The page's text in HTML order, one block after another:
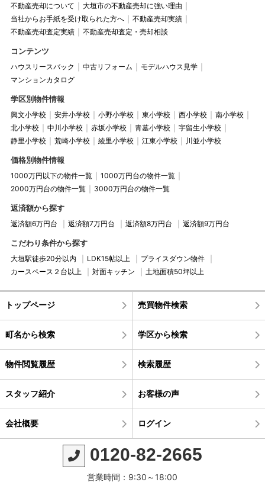
不動産売却について
大垣市の不動産売却に強い理由
当社からお手紙を受け取られた方へ
不動産売却実績
不動産売却査定実績
不動産売却査定・売却相談
コンテンツ
ハウスリースバック 中古リフォーム
モデルハウス見学
マンションカタログ
学区別物件情報
興文小学校 安井小学校 小野小学校 東小学校 西小学校
南小学校
北小学校
中川小学校 赤坂小学校 青墓小学校
宇留生小学校
静里小学校
荒崎小学校 綾里小学校 江東小学校 川並小学校
価格別物件情報
1000万円以下の物件一覧
1000万円台の物件一覧
2000万円台の物件一覧
3000万円台の物件一覧
返済額から探す
返済額6万円台 返済額7万円台 返済額8万円台 返済額9万円台
こだわり条件から探す
大垣駅徒歩20分以内 LDK15帖以上
プライスダウン物件
カースペース２台以上
対面キッチン 土地面積50坪以上
トップページ 売買物件検索
町名から検索 学区から検索
物件閲覧履歴 検索履歴
スタッフ紹介 お客様の声
会社概要 ログイン
0120-82-2665
営業時間：9:30～18:00